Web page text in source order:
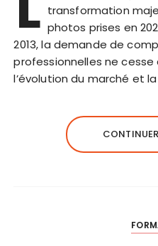
transformation
photos prises en
2013, la demande de
professionnelles ne cesse
l’évolution du marché et